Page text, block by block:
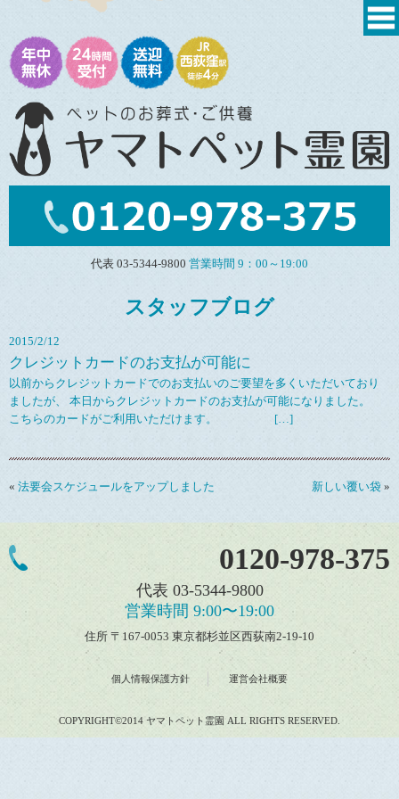
代表 03-5344-9800 営業時間 9：00～19:00
スタッフブログ
2015/2/12
クレジットカードのお支払が可能に
以前からクレジットカードでのお支払いのご要望を多くいただいており
ましたが、 本日からクレジットカードのお支払が可能になりました。
こちらのカードがご利用いただけます。 […]
« 法要会スケジュールをアップしました 新しい覆い袋 »
0120-978-375
代表 03-5344-9800
営業時間 9:00〜19:00
住所 〒167-0053 東京都杉並区西荻南2-19-10
個人情報保護方針 運営会社概要
COPYRIGHT©2014 ヤマトペット霊園 ALL RIGHTS RESERVED.